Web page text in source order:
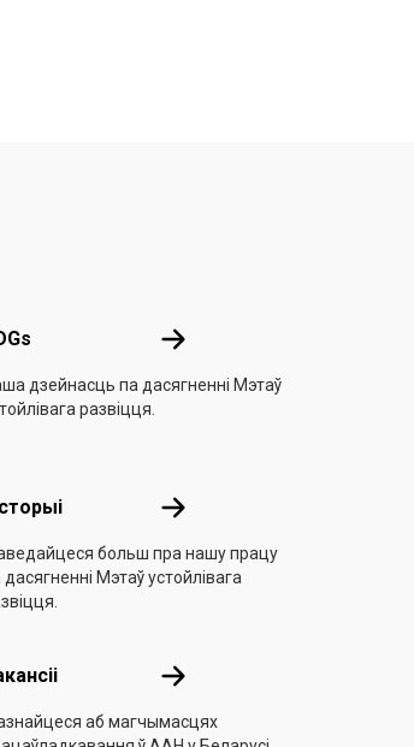
SDGs
дзейнасць па дасягненні Мэтаў
развіцця.
Гісторыі
больш пра нашу працу
дасягненні Мэтаў устойлівага
Вакансіі
аб магчымасцях